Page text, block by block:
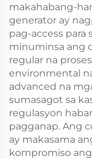
makahabang-
generator ay
pag-access para
minuminsa ang
regular na
environmental
advanced na
sumasagot sa
regulasyon
pagganap. Ang
ay makasama
kompromiso